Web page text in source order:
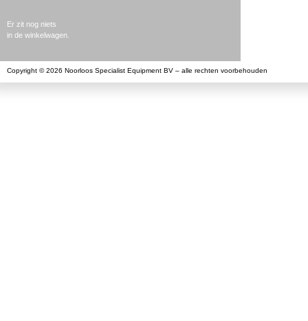
Er zit nog niets
in de winkelwagen.
Copyright © 2026 Noorloos Specialist Equipment BV – alle rechten voorbehouden